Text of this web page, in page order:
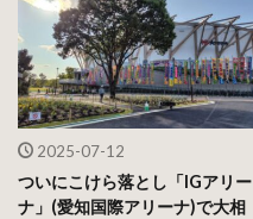
2025-07-12
ついにこけら落とし「IGアリー
ナ」(愛知国際アリーナ)で大相